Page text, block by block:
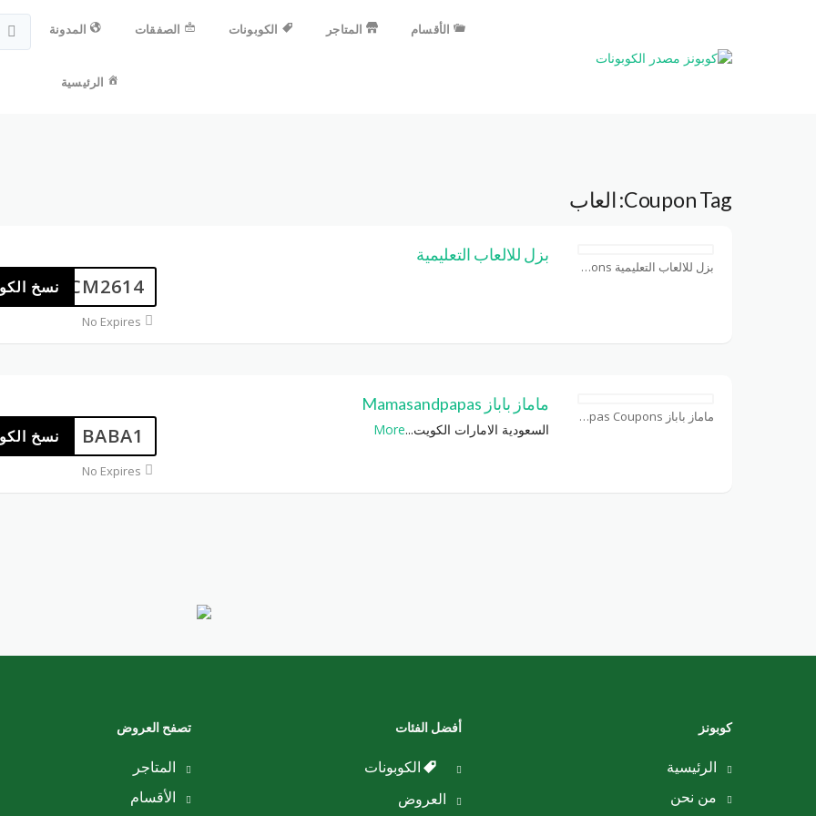
المدونة الصفقات الكوبونات المتاجر الأقسام
الرئيسية
Coupon Tag: العاب
بزل للالعاب التعليمية Coupons
بزل للالعاب التعليمية
CM2614 نسخ
No Expires
ماماز باباز Mamasandpapas Coupons
ماماز باباز Mamasandpapas
السعودية الامارات الكويت...
More
BABA1 نسخ
No Expires
كوبونز
الرئيسية
من نحن
أفضل الفئات
الكوبونات
العروض
تصفح العروض
المتاجر
الأقسام